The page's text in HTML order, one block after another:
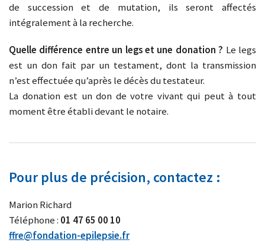
de succession et de mutation, ils seront affectés
intégralement à la recherche.
Quelle différence entre un legs et une donation ? Le legs
est un don fait par un testament, dont la transmission
n’est effectuée qu’après le décès du testateur.
La donation est un don de votre vivant qui peut à tout
moment être établi devant le notaire.
Pour plus de précision, contactez :
Marion Richard
Téléphone : 01 47 65 00 10
ffre@fondation-epilepsie.fr